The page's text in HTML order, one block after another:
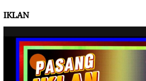
IKLAN